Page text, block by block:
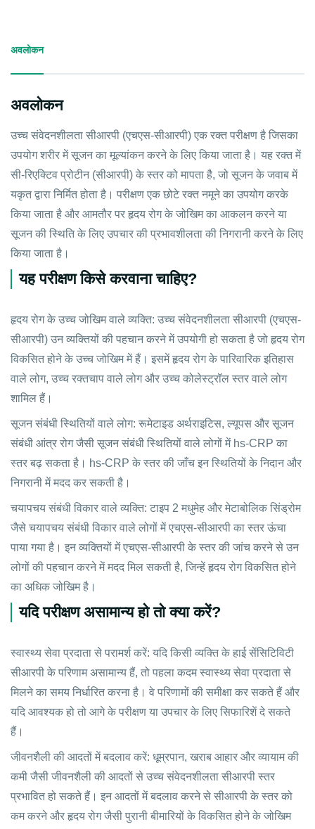
अवलोकन
अवलोकन
उच्च संवेदनशीलता सीआरपी (एचएस-सीआरपी) एक रक्त परीक्षण है जिसका
उपयोग शरीर में सूजन का मूल्यांकन करने के लिए किया जाता है। यह रक्त में
सी-रिएक्टिव प्रोटीन (सीआरपी) के स्तर को मापता है, जो सूजन के जवाब में
यकृत द्वारा निर्मित होता है। परीक्षण एक छोटे रक्त नमूने का उपयोग करके
किया जाता है और आमतौर पर हृदय रोग के जोखिम का आकलन करने या
सूजन की स्थिति के लिए उपचार की प्रभावशीलता की निगरानी करने के लिए
किया जाता है।
यह परीक्षण किसे करवाना चाहिए?
हृदय रोग के उच्च जोखिम वाले व्यक्ति: उच्च संवेदनशीलता सीआरपी (एचएस-
सीआरपी) उन व्यक्तियों की पहचान करने में उपयोगी हो सकता है जो हृदय रोग
विकसित होने के उच्च जोखिम में हैं। इसमें हृदय रोग के पारिवारिक इतिहास
वाले लोग, उच्च रक्तचाप वाले लोग और उच्च कोलेस्ट्रॉल स्तर वाले लोग
शामिल हैं।
सूजन संबंधी स्थितियों वाले लोग: रूमेटाइड अर्थराइटिस, ल्यूपस और सूजन
संबंधी आंत्र रोग जैसी सूजन संबंधी स्थितियों वाले लोगों में hs-CRP का
स्तर बढ़ सकता है। hs-CRP के स्तर की जाँच इन स्थितियों के निदान और
निगरानी में मदद कर सकती है।
चयापचय संबंधी विकार वाले व्यक्ति: टाइप 2 मधुमेह और मेटाबोलिक सिंड्रोम
जैसे चयापचय संबंधी विकार वाले लोगों में एचएस-सीआरपी का स्तर ऊंचा
पाया गया है। इन व्यक्तियों में एचएस-सीआरपी के स्तर की जांच करने से उन
लोगों की पहचान करने में मदद मिल सकती है, जिन्हें हृदय रोग विकसित होने
का अधिक जोखिम है।
यदि परीक्षण असामान्य हो तो क्या करें?
स्वास्थ्य सेवा प्रदाता से परामर्श करें: यदि किसी व्यक्ति के हाई सेंसिटिविटी
सीआरपी के परिणाम असामान्य हैं, तो पहला कदम स्वास्थ्य सेवा प्रदाता से
मिलने का समय निर्धारित करना है। वे परिणामों की समीक्षा कर सकते हैं और
यदि आवश्यक हो तो आगे के परीक्षण या उपचार के लिए सिफारिशें दे सकते
हैं।
जीवनशैली की आदतों में बदलाव करें: धूम्रपान, खराब आहार और व्यायाम की
कमी जैसी जीवनशैली की आदतों से उच्च संवेदनशीलता सीआरपी स्तर
प्रभावित हो सकते हैं। इन आदतों में बदलाव करने से सीआरपी के स्तर को
कम करने और हृदय रोग जैसी पुरानी बीमारियों के विकसित होने के जोखिम